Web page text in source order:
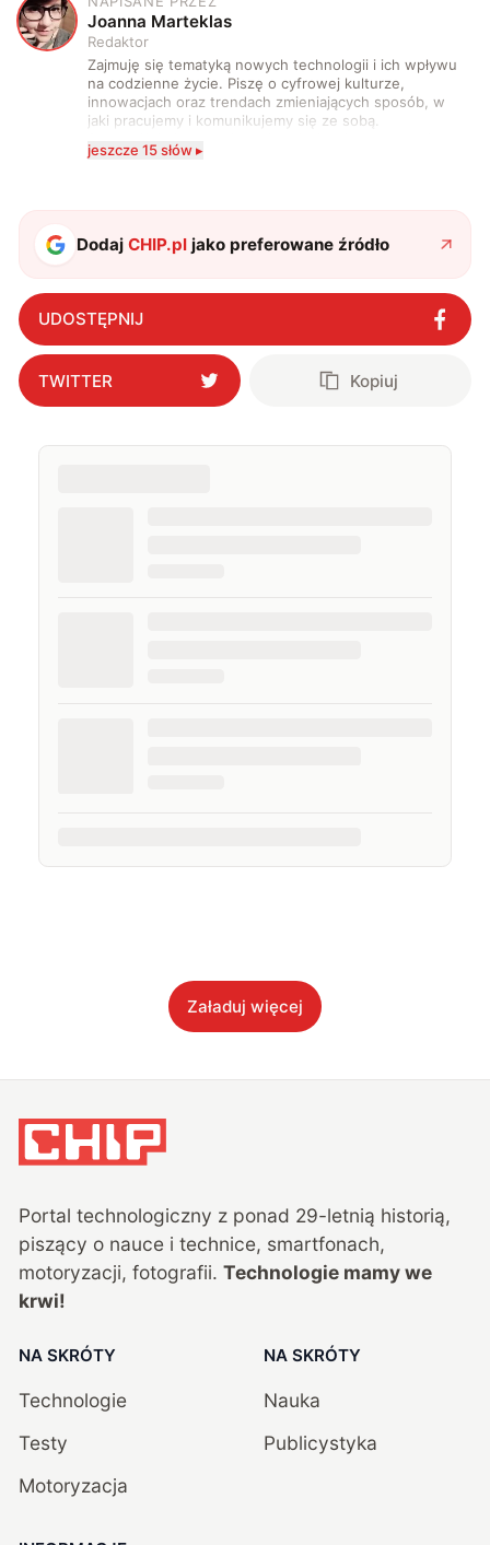
J Joanna Marteklas
Redaktor
Zajmuję się tematyką nowych technologii i ich wpływu
na codzienne życie. Piszę o cyfrowej kulturze,
innowacjach oraz trendach zmieniających sposób, w
jaki pracujemy i komunikujemy się ze sobą.
technologii a współczesną popkulturą. W wolnych
jeszcze 15 słów ▸
DodajCHIP.pl jako preferowane źródło
UDOSTĘPNIJ
TWITTER Kopiuj
Załaduj więcej
Portal technologiczny z ponad 29-letnią historią,
piszący o nauce i technice, smartfonach,
motoryzacji, fotografii. Technologie mamy we
krwi!
NA SKRÓTY
Technologie
Testy
Motoryzacja
NA SKRÓTY
Nauka
Publicystyka